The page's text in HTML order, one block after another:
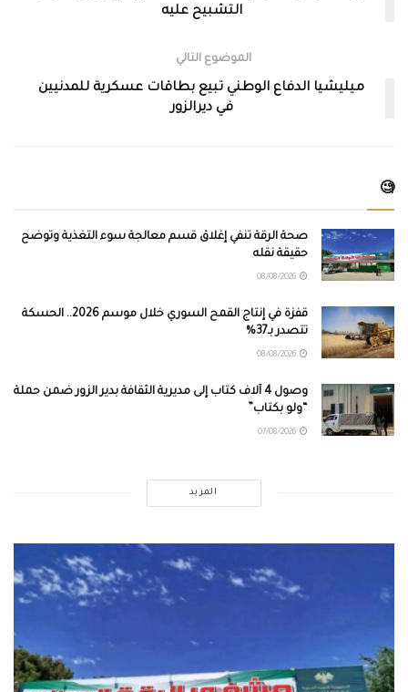
التشبيح عليه
الموضوع التالي
ميليشيا الدفاع الوطني تبيع بطاقات عسكرية للمدنيين
في ديرالزور
🧐
صحة الرقة تنفي إغلاق قسم معالجة سوء التغذية وتوضح
حقيقة نقله
قفزة في إنتاج القمح السوري خلال موسم 2026.. الحسكة
تتصدر بـ37%
وصول 4 آلاف كتاب إلى مديرية الثقافة بدير الزور ضمن حملة
“ولو بكتاب”
المزيد